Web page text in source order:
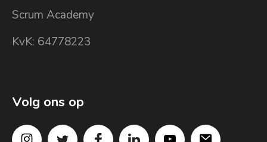
Scrum Academy
KvK: 64778223
Volg ons op